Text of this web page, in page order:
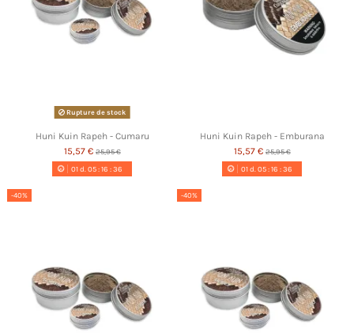
Rupture de stock
Huni Kuin Rapeh - Cumaru
15,57 € 25,95 €
01d. 05:16 :35
Huni Kuin Rapeh - Emburana
15,57 € 25,95 €
01d. 05:16 :35
-40% -40%